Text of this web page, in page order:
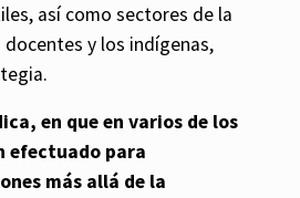
así como sectores de la
y los indígenas,
en que en varios de los
efectuado para
más allá de la